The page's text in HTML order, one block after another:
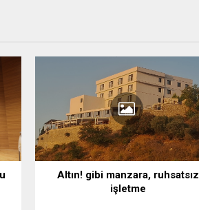
Altın! gibi manzara, ruhsatsız
işletme